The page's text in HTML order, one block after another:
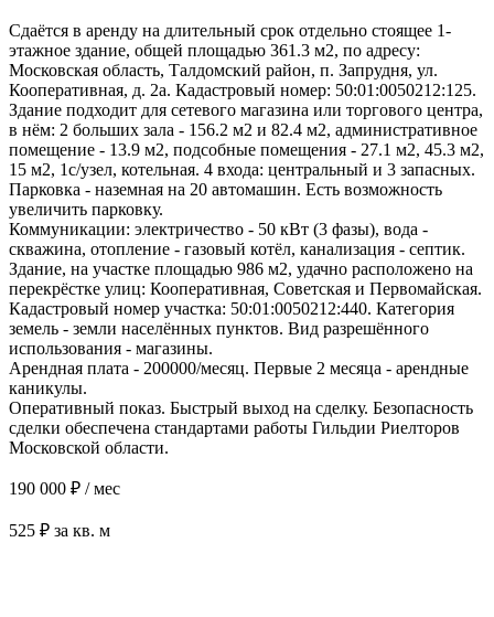
Сдаётся в аренду на длительный срок отдельно стоящее 1-
этажное здание, общей площадью 361.3 м2, по адресу:
Московская область, Талдомский район, п. Запрудня, ул.
Кооперативная, д. 2а. Кадастровый номер: 50:01:0050212:125.
Здание подходит для сетевого магазина или торгового центра,
в нём: 2 больших зала - 156.2 м2 и 82.4 м2, административное
помещение - 13.9 м2, подсобные помещения - 27.1 м2, 45.3 м2,
15 м2, 1с/узел, котельная. 4 входа: центральный и 3 запасных.
Парковка - наземная на 20 автомашин. Есть возможность
увеличить парковку.
Коммуникации: электричество - 50 кВт (3 фазы), вода -
скважина, отопление - газовый котёл, канализация - септик.
Здание, на участке площадью 986 м2, удачно расположено на
перекрёстке улиц: Кооперативная, Советская и Первомайская.
Кадастровый номер участка: 50:01:0050212:440. Категория
земель - земли населённых пунктов. Вид разрешённого
использования - магазины.
Арендная плата - 200000/месяц. Первые 2 месяца - арендные
каникулы.
Оперативный показ. Быстрый выход на сделку. Безопасность
сделки обеспечена стандартами работы Гильдии Риелторов
Московской области.
190 000 ₽ / мес
525 ₽ за кв. м